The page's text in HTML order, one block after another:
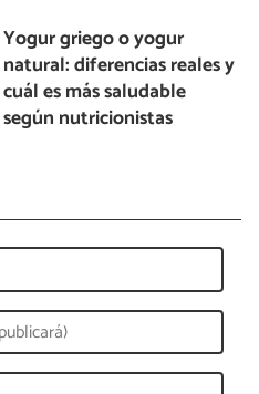
Yogur griego o yogur
natural: diferencias reales y
cuál es más saludable
según nutricionistas